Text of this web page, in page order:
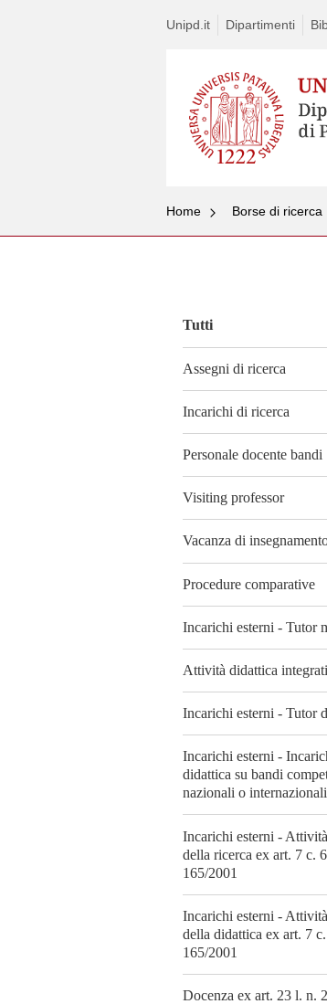
Unipd.it Dipartimenti
Home Borse di ricerca
Tutti
Assegni di ricerca
Incarichi di ricerca
Personale docente bandi
Visiting professor
Vacanza di
Procedure comparative
Incarichi esterni - Tutor
Attività didattica
Incarichi esterni - Tutor
Incarichi esterni -
didattica su bandi
nazionali o internazionali
Incarichi esterni -
della ricerca ex art. 7 c.
165/2001
Incarichi esterni -
della didattica ex art. 7
165/2001
Docenza ex art. 23 l. n.